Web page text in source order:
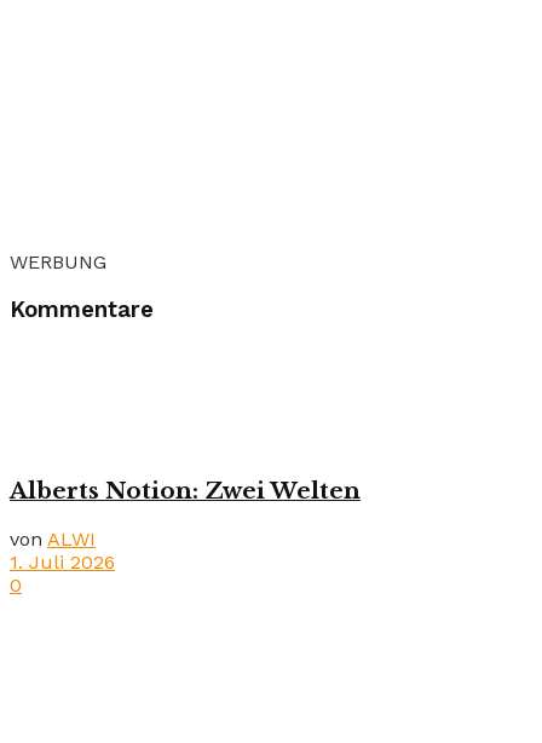
WERBUNG
Kommentare
Alberts Notion: Zwei Welten
von ALWI
1. Juli 2026
0